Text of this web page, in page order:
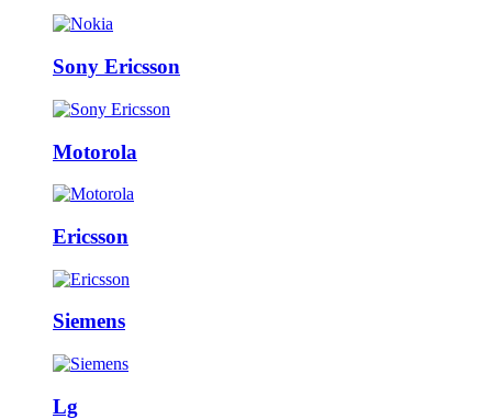
Sony Ericsson
Motorola
Ericsson
Siemens
Lg